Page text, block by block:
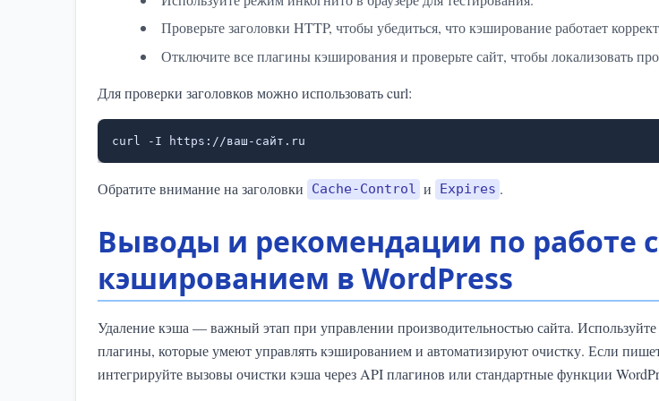
Проверьте заголовки HTTP, чтобы убедиться, что кэширование работает
Отключите все плагины кэширования и проверьте сайт, чтобы локализовать
Для проверки заголовков можно использовать curl:
curl -I https://ваш-сайт.ru
Обратите внимание на заголовки Cache-Control и Expires .
Выводы и рекомендации по работе с
кэшированием в WordPress
Удаление кэша — важный этап при управлении производительностью сайта.
плагины, которые умеют управлять кэшированием и автоматизируют очистку. Если
интегрируйте вызовы очистки кэша через API плагинов или стандартные функции